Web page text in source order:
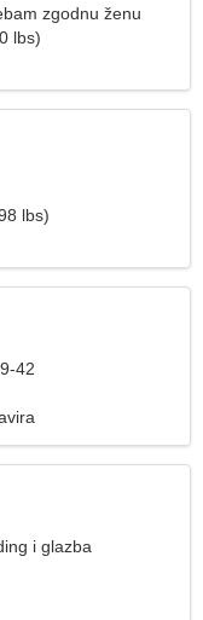
zgodnu ženu
lbs)
lbs)
42
i glazba